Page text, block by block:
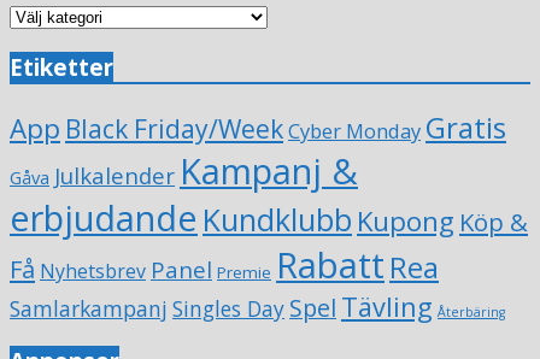
Kategorier
Etiketter
App Black Friday/WeekCyber Monday Gratis
Gåva Julkalender Kampanj &
erbjudande Kundklubb Kupong Köp &
Få Nyhetsbrev Panel Premie Rabatt Rea
Samlarkampanj Singles Day Spel Tävling Återbäring